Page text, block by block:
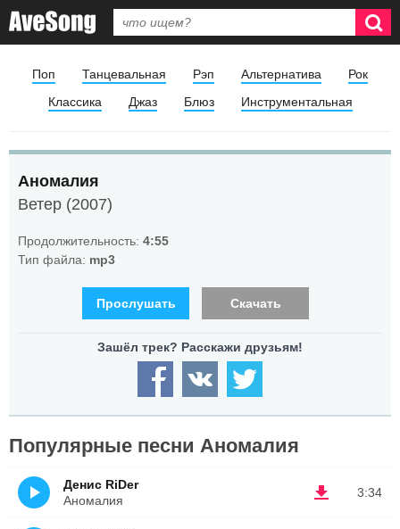
Поп Танцевальная Рэп Альтернатива
Рок
Классика
Джаз Блюз Инструментальная
Аномалия
Ветер (2007)
Продолжительность: 4:55
Тип файла: mp3
Прослушать Скачать
Популярные песни Аномалия
3:34
Денис RiDer
Аномалия